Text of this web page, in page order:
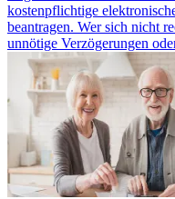
kostenpflichtige
beantragen. Wer sich nicht
unnötige Verzögerungen